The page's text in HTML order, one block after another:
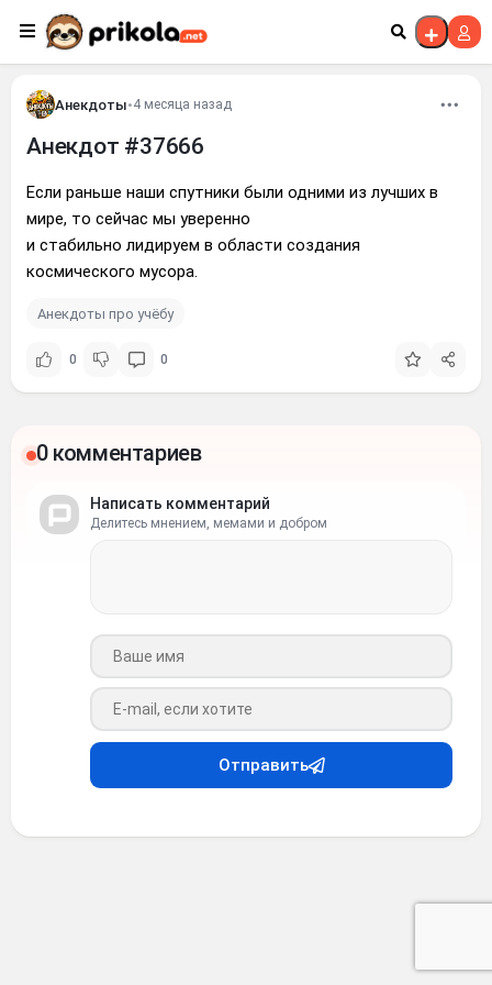
Перейти к контенту
Анекдоты•4 месяца назад
Анекдот #37666
Если раньше наши спутники были одними из лучших в
мире, то сейчас мы уверенно
и стабильно лидируем в области создания
космического мусора.
Анекдоты про учёбу
0 0
0 комментариев
Написать комментарий
Делитесь мнением, мемами и добром
Ваше имя
Ваш e-mail
Отправить